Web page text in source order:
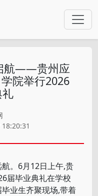
航——贵州应
院举行2026
礼
。6月12日上午,贵
届毕业典礼在学校
业生齐聚现场,带着